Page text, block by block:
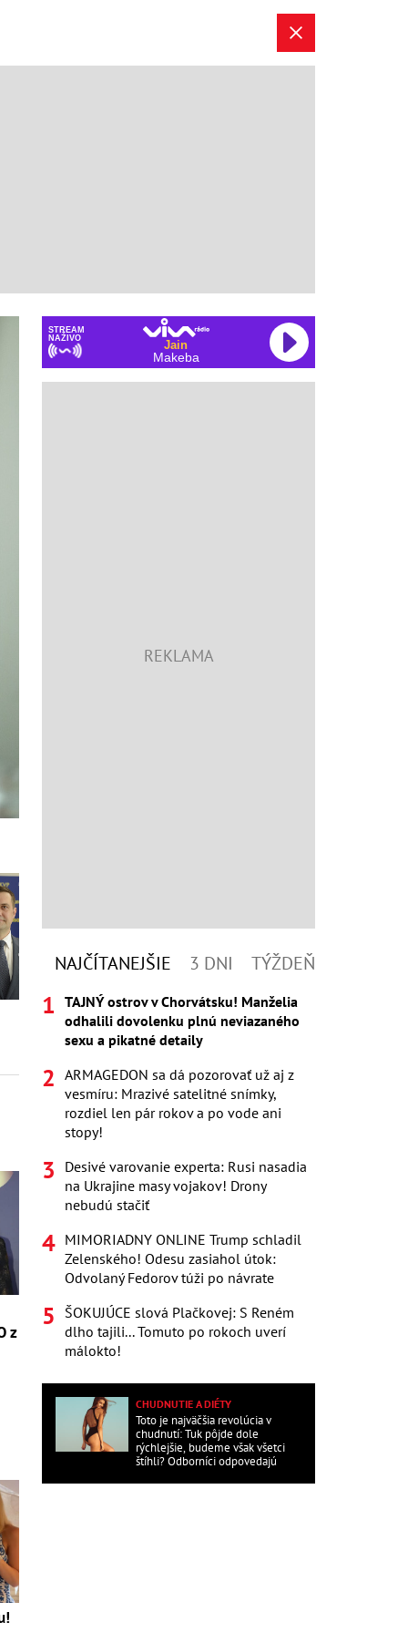
z
STREAM
NAŽIVO
Jain
Makeba
NAJČÍTANEJŠIE 3 DNI TÝŽDEŇ
TAJNÝ ostrov v Chorvátsku! Manželia
odhalili dovolenku plnú neviazaného
sexu a pikatné detaily
ARMAGEDON sa dá pozorovať už aj z
vesmíru: Mrazivé satelitné snímky,
rozdiel len pár rokov a po vode ani
stopy!
Desivé varovanie experta: Rusi nasadia
na Ukrajine masy vojakov! Drony
nebudú stačiť
MIMORIADNY ONLINE Trump schladil
Zelenského! Odesu zasiahol útok:
Odvolaný Fedorov túži po návrate
ŠOKUJÚCE slová Plačkovej: S Reném
dlho tajili... Tomuto po rokoch uverí
málokto!
CHUDNUTIE A DIÉTY
Toto je najväčšia revolúcia v
chudnutí: Tuk pôjde dole
rýchlejšie, budeme však všetci
štíhli? Odborníci odpovedajú